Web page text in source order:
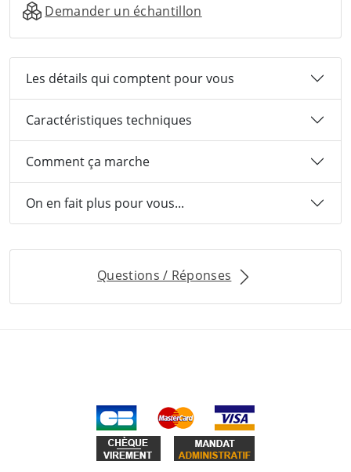
Demander un échantillon
Les détails qui comptent pour vous
Caractéristiques techniques
Comment ça marche
On en fait plus pour vous...
Questions / Réponses